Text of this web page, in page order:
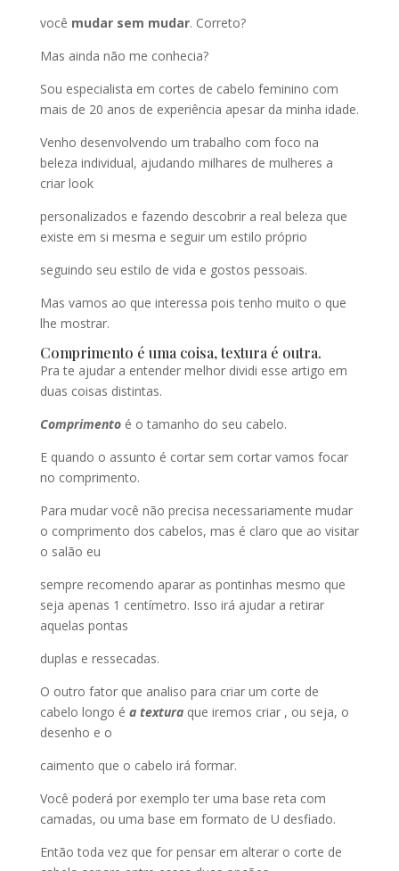
você mudar sem mudar. Correto?
Mas ainda não me conhecia?
Sou especialista em cortes de cabelo feminino com
mais de 20 anos de experiência apesar da minha idade.
Venho desenvolvendo um trabalho com foco na
beleza individual, ajudando milhares de mulheres a
criar look
personalizados e fazendo descobrir a real beleza que
existe em si mesma e seguir um estilo próprio
seguindo seu estilo de vida e gostos pessoais.
Mas vamos ao que interessa pois tenho muito o que
lhe mostrar.
Comprimento é uma coisa, textura é outra.
Pra te ajudar a entender melhor dividi esse artigo em
duas coisas distintas.
Comprimentoé o tamanho do seu cabelo.
E quando o assunto é cortar sem cortar vamos focar
no comprimento.
Para mudar você não precisa necessariamente mudar
o comprimento dos cabelos, mas é claro que ao visitar
o salão eu
sempre recomendo aparar as pontinhas mesmo que
seja apenas 1 centímetro. Isso irá ajudar a retirar
aquelas pontas
duplas e ressecadas.
O outro fator que analiso para criar um corte de
cabelo longo é a textura que iremos criar , ou seja, o
desenho e o
caimento que o cabelo irá formar.
Você poderá por exemplo ter uma base reta com
camadas, ou uma base em formato de U desfiado.
Então toda vez que for pensar em alterar o corte de